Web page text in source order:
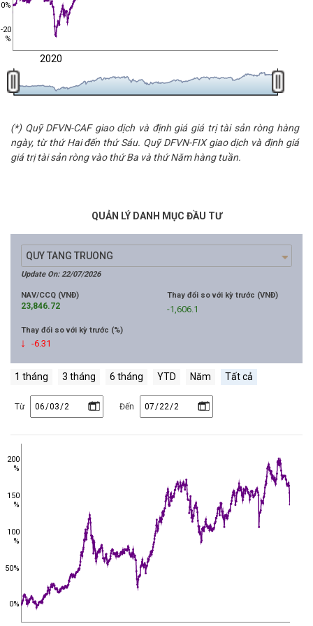
-20
%
0%
2020
(*) Quỹ DFVN-CAF giao dịch và định giá giá trị tài sản ròng hàng
ngày, từ thứ Hai đến thứ Sáu. Quỹ DFVN-FIX giao dịch và định giá
giá trị tài sản ròng vào thứ Ba và thứ Năm hàng tuần.
QUẢN LÝ DANH MỤC ĐẦU TƯ
Update On: 22/07/2026
NAV/CCQ (VNĐ)
23,846.72
Thay đổi so với kỳ trước (VNĐ)
-1,606.1
Thay đổi so với kỳ trước (%)
-6.31
1 tháng 3 tháng 6 tháng YTD Năm Tất cả
Từ Đến
0%
50%
100
%
150
%
200
%